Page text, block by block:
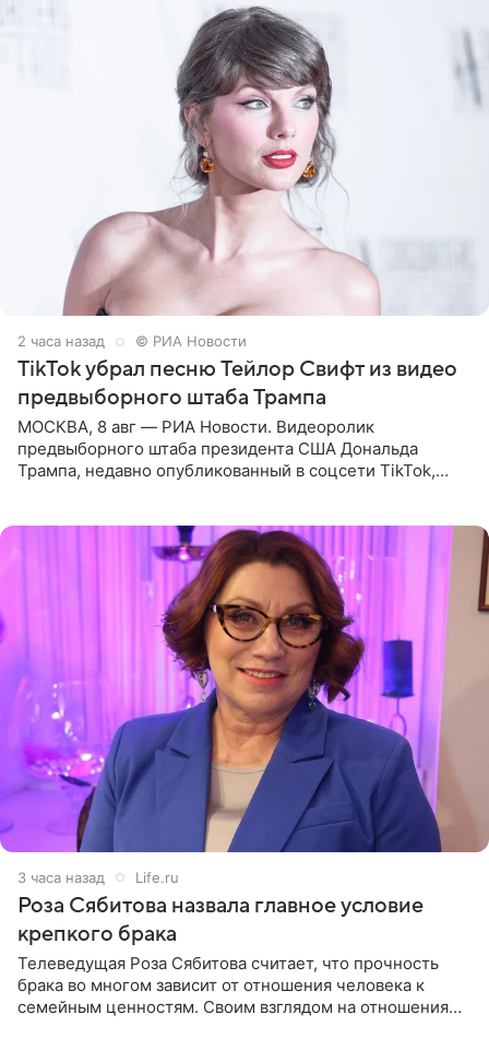
2 часа назад © РИА Новости
TikTok убрал песню Тейлор Свифт из видео
предвыборного штаба Трампа
МОСКВА, 8 авг — РИА Новости. Видеоролик
предвыборного штаба президента США Дональда
Трампа, недавно опубликованный в соцсети TikTok,
3 часа назад Life.ru
Роза Сябитова назвала главное условие
крепкого брака
Телеведущая Роза Сябитова считает, что прочность
брака во многом зависит от отношения человека к
семейным ценностям. Своим взглядом на отношения